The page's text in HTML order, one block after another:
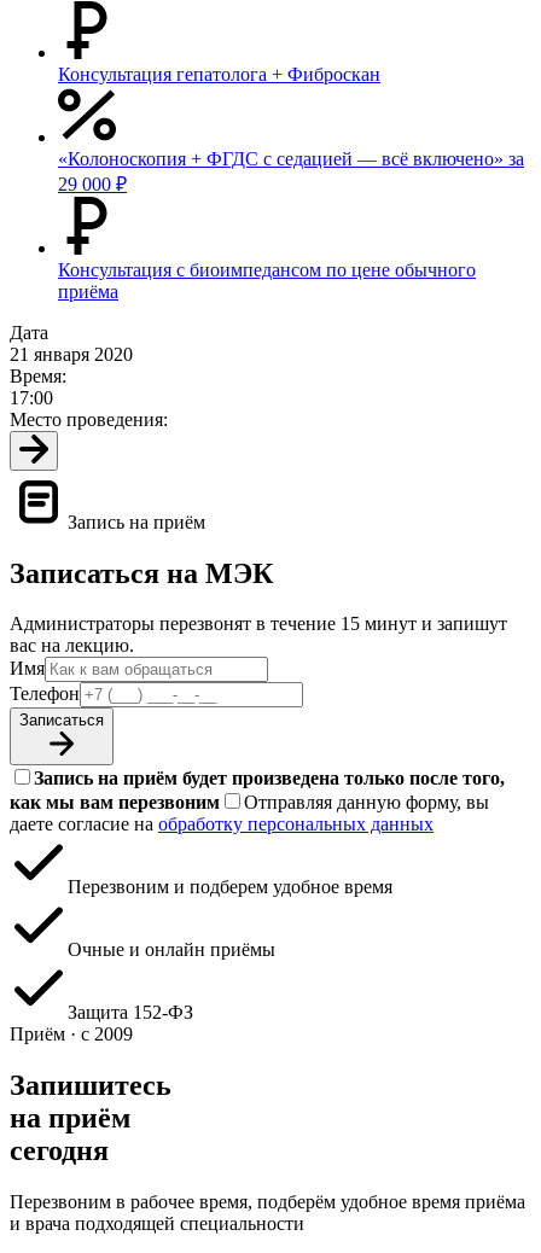
Консультация гепатолога + Фиброскан
«Колоноскопия + ФГДС с седацией — всё включено» за
29 000 ₽
Консультация с биоимпедансом по цене обычного
приёма
Дата
21 января 2020
Время:
17:00
Место проведения:
Запись на приём
Записаться на МЭК
Администраторы перезвонят в течение 15 минут и запишут
вас на лекцию.
Имя
Телефон
Записаться
Запись на приём будет произведена только после того,
как мы вам перезвоним
Отправляя данную форму, вы
даете согласие на обработку персональных данных
Перезвоним и подберем удобное время
Очные и онлайн приёмы
Защита 152‑ФЗ
Приём · с 2009
Запишитесь
на приём
сегодня
Перезвоним в рабочее время, подберём удобное время приёма
и врача подходящей специальности